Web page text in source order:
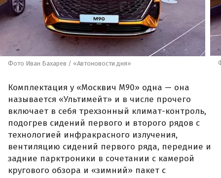
Фото Иван Бахарев / «Автоновости дня»
Комплектация у «Москвич М90» одна — она
называется «Ультимейт» и в числе прочего
включает в себя трехзонный климат-контроль,
подогрев сидений первого и второго рядов с
технологией инфракрасного излучения,
вентиляцию сидений первого ряда, передние и
задние парктроники в сочетании с камерой
кругового обзора и «зимний» пакет с